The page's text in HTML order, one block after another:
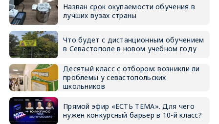
Назван срок окупаемости обучения в
лучших вузах страны
Что будет с дистанционным обучением
в Севастополе в новом учебном году
Десятый класс с отбором: возникли ли
проблемы у севастопольских
школьников
Прямой эфир «ЕСТЬ ТЕМА». Для чего
нужен конкурсный барьер в 10-й класс?